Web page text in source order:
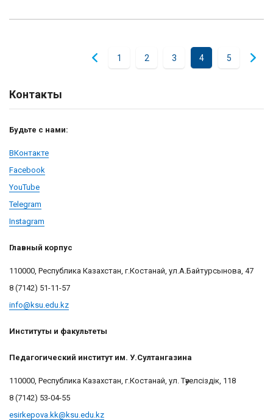
1 2 3 4 5
Контакты
Будьте с нами:
ВКонтакте
Facebook
YouTube
Telegram
Instagram
Главный корпус
110000, Республика Казахстан, г.Костанай, ул.А.Байтурсынова, 47
8 (7142) 51-11-57
info@ksu.edu.kz
Институты и факультеты
Педагогический институт им. У.Султангазина
110000, Республика Казахстан, г.Костанай, ул. Тәуелсіздік, 118
8 (7142) 53-04-55
esirkepova.kk@ksu.edu.kz